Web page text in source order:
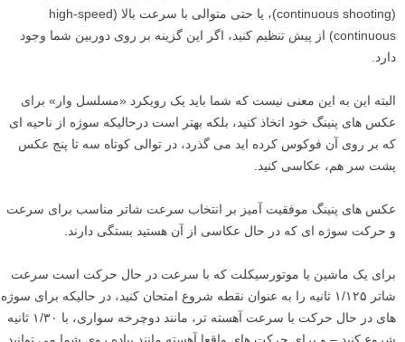
(continuous shooting)، یا حتی متوالی با سرعت بالا (high-speed
continuous) از پیش تنظیم کنید، اگر این گزینه بر روی دوربین شما وجود
دارد.
البته این به این معنی نیست که شما باید یک رویکرد «مسلسل وار» برای
عکس های پنینگ خود اتخاذ کنید، بلکه بهتر است درحالیکه سوژه از ناحیه ای
که بر روی آن فوکوس کرده اید می گذرد، در توالی کوتاه سه تا پنج عکس
پشت سر هم، عکاسی کنید.
عکس های پنینگ موفقیت آمیز بر انتخاب سرعت شاتر مناسب برای سرعت
و حرکت سوژه ای که در حال عکاسی از آن هستید بستگی دارند.
برای یک ماشین یا موتورسیکلت که با سرعت در حال حرکت است سرعت
شاتر ۱/۱۲۵ ثانیه را به عنوان نقطه شروع امتحان کنید، در حالیکه برای سوژه
های در حال حرکت با سرعت آهسته تر، مانند دوچرخه سواری، با ۱/۳۰ ثانیه
شروع کنید – و برای حرکت های واقعا آهسته مانند پیاده روی شما می توانید